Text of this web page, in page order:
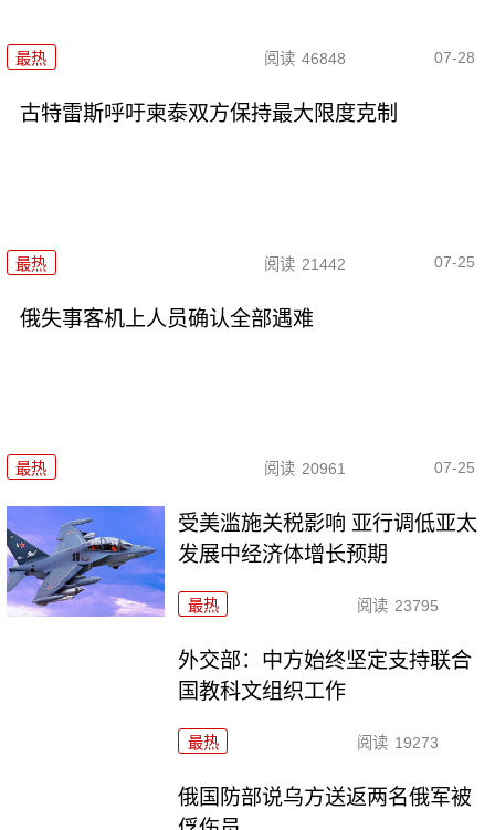
最热 阅读 46848 07-28
古特雷斯呼吁柬泰双方保持最大限度克制
最热 阅读 21442 07-25
俄失事客机上人员确认全部遇难
最热 阅读 20961 07-25
受美滥施关税影响 亚行调低亚太
发展中经济体增长预期
最热 阅读 23795
外交部：中方始终坚定支持联合
国教科文组织工作
最热 阅读 19273
俄国防部说乌方送返两名俄军被